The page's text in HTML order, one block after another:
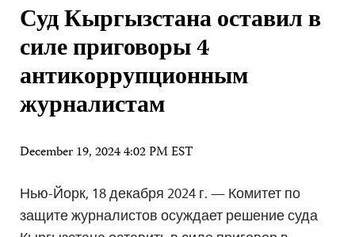
Суд Кыргызстана оставил в
силе приговоры 4
антикоррупционным
журналистам
December 19, 2024 4:02 PM EST
Нью-Йорк, 18 декабря 2024 г. — Комитет по
защите журналистов осуждает решение суда